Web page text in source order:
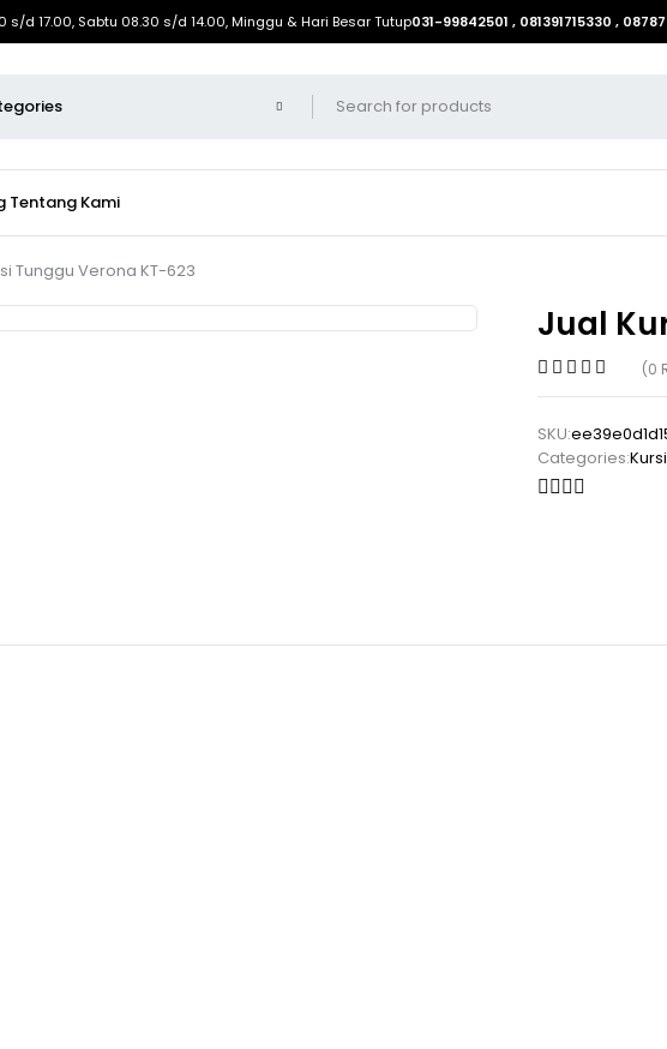
s/d 17.00, Sabtu 08.30 s/d 14.00, Minggu & Hari Besar Tutup031-99842501 , 081391715330 ,
Tentang Kami
Tunggu Verona KT-623
Jual
(0
SKU:
Categories: